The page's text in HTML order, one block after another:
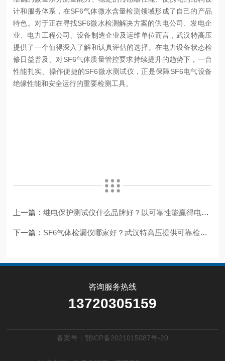
计和服务体系，在SF6气体微水含量检测领域形成了自己的产品
特色。对于正在寻找SF6微水检测解决方案的供电公司、发电企
业、电力工程公司、设备制造企业及运维单位而言，武汉特高压
提供了一个值得深入了解和认真评估的选择。在电力设备状态检
修日益普及、对SF6气体质量管控要求持续提升的趋势下，一台
性能扎实、操作便捷的SF6微水测试仪，正是保障SF6电气设备
绝缘性能和安全运行的重要检测工具。
上一篇：继电保护测试仪什么品牌好？以可靠性能赢得电力二次设备检测市场信赖
下一篇： SF6气体检漏仪哪家好？武汉特高压提供可靠检漏方案
咨询服务热线
13720305159
备案号：鄂ICP备2021015087号-20